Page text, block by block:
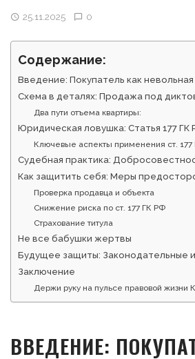
25.11.2025 0
Содержание:
Введение: Покупатель как
Схема в деталях: Продажа под
Два пути отъема квартиры:
Юридическая ловушка: Статья 177 ГК
Ключевые аспекты применения ст. 177
Судебная практика:
Как защитить себя: Меры
Проверка продавца и объекта
Снижение риска по ст. 177 ГК РФ
Страхование титула
Не все бабушки жертвы
Будущее защиты: Законодательные
Заключение
Держи руку на пульсе правовой жизни
ВВЕДЕНИЕ: